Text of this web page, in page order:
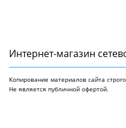
Интернет-магазин
Копирование материалов сайта
Не является публичной офертой.